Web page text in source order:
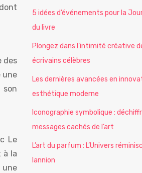
des
une
son
Le
à la
5 idées d’événements pour la
du livre
Plongez dans l’intimité créative
écrivains célèbres
Les dernières avancées en
esthétique moderne
Iconographie symbolique :
messages cachés de l’art
L’art du parfum : L’Univers
lannion